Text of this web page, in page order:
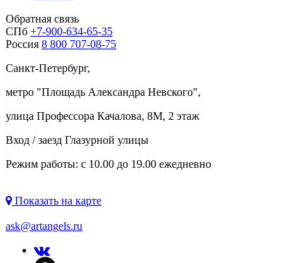
Обратная связь
СПб +7-900-634-65-35
Россия 8 800 707-08-75
Санкт-Петербург,
метро "Площадь Александра Невского",
улица Профессора Качалова, 8М, 2 этаж
Вход / заезд Глазурной улицы
Режим работы: с 10.00 до 19.00 ежедневно
Показать на карте
ask@artangels.ru